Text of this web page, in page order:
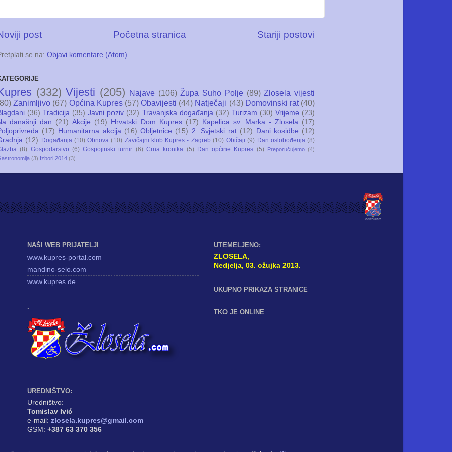
post Stariji postovi
Početna stranica
se na: Objavi komentare (Atom)
(332) Vijesti (205) Najave (106) Župa Suho Polje (89) Zlosela vijesti
Zanimljivo (67) Općina Kupres (57) Obavijesti (44) Natječaji (43) Domovinski rat (40)
(36) Tradicija (35) Javni poziv (32) Travanjska događanja (32) Turizam (30) Vrijeme (23)
današnji dan (21) Akcije (19) Hrvatski Dom Kupres (17) Kapelica sv. Marka - Zlosela (17)
(17) Humanitarna akcija (16) Obljetnice (15) 2. Svjetski rat (12) Dani kosidbe (12)
(12) Događanja (10) Obnova (10) Zavičajni klub Kupres - Zagreb (10) Običaji (9) Dan oslobođenja (8)
(8) Gospodarstvo (6) Gospojinski turnir (6) Crna kronika (5) Dan općine Kupres (5) Preporučujemo (4)
(3) Izbori 2014 (3)
NAŠI WEB PRIJATELJI
www.kupres-portal.com
mandino-selo.com
www.kupres.de
.
UREDNIŠTVO:
Uredništvo:
Tomislav Ivić
e-mail: zlosela.kupres@gmail.com
GSM: +387 63 370 356
UTEMELJENO:
ZLOSELA,
Nedjelja, 03. ožujka 2013.
UKUPNO PRIKAZA STRANICE
TKO JE ONLINE